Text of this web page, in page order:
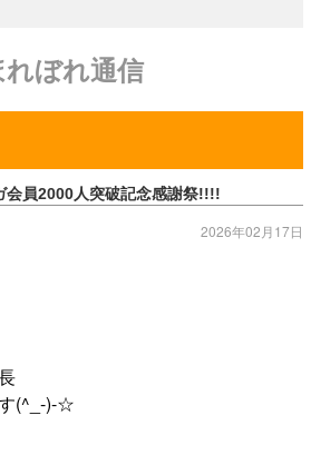
れぼれ通信
員2000人突破記念感謝祭!!!!
2026年02月17日
(^_-)-☆